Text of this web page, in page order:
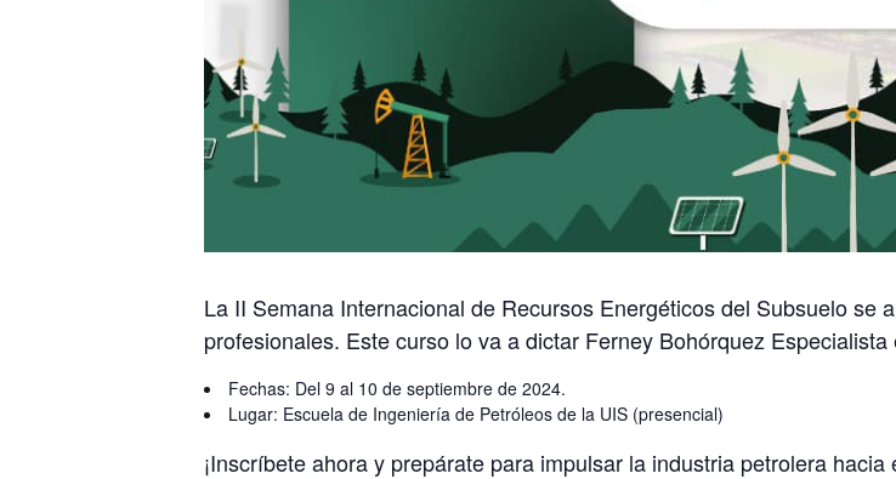
La II Semana Internacional de Recursos Energéticos del Subsuelo se
profesionales. Este curso lo va a dictar Ferney Bohórquez
Fechas: Del 9 al 10 de septiembre de 2024.
Lugar: Escuela de Ingeniería de Petróleos de la UIS (presencial)
¡Inscríbete ahora y prepárate para impulsar la industria petrolera hacia